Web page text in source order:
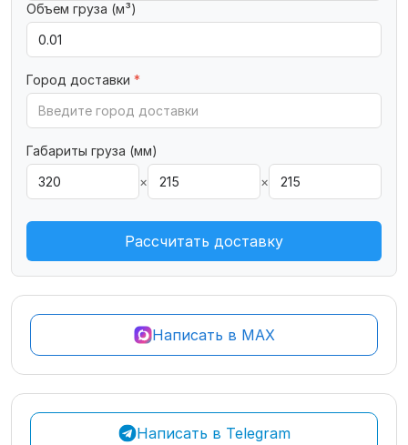
Объем груза (м³)
Город доставки *
Габариты груза (мм)
×
×
Рассчитать доставку
Написать в MAX
Написать в Telegram